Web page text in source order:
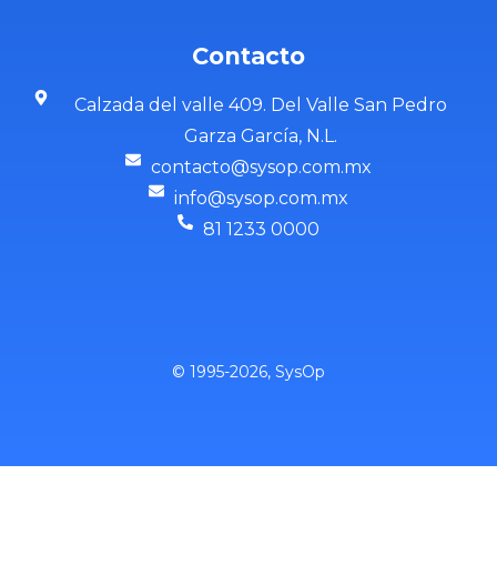
Contacto
Calzada del valle 409. Del Valle San Pedro
Garza García, N.L.
contacto@sysop.com.mx
info@sysop.com.mx
81 1233 0000
© 1995-2026, SysOp